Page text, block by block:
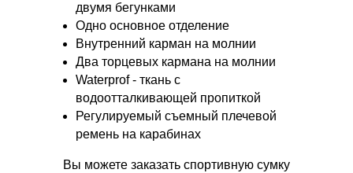
двумя бегунками
Одно основное отделение
Внутренний карман на молнии
Два торцевых кармана на молнии
Waterprof - ткань с
водоотталкивающей пропиткой
Регулируемый съемный плечевой
ремень на карабинах
Вы можете заказать спортивную сумку